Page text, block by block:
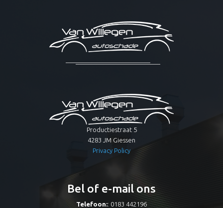
Productiestraat 5
4283 JM Giessen
Privacy Policy
Bel of e-mail ons
Telefoon:: 0183 442196